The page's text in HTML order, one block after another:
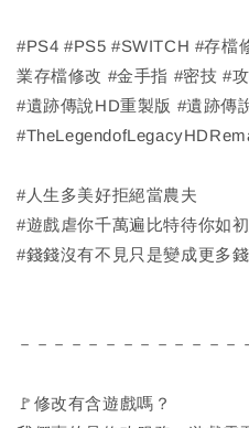
#PS4 #PS5 #SWITCH #存檔
業存檔修改 #金手指 #密技 #
#遺跡傳說HD重製版 #遺跡傳
#人生多美好拒絕當農夫
#遊戲虐你千萬遍比特待你如
#錢錢沒有不見只是變成更多
－－－－－－－－－－－－－
🚩修改有含遊戲嗎？